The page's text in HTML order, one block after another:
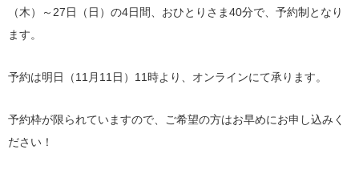
（木）～27日（日）の4日間、おひとりさま40分で、予約制となり
ます。
予約は明日（11月11日）11時より、オンラインにて承ります。
予約枠が限られていますので、ご希望の方はお早めにお申し込みく
ださい！